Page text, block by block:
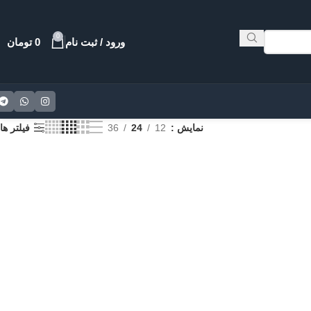
ورود / ثبت نام 0
0 تومان
نمایش 12
24
36 فیلتر ها